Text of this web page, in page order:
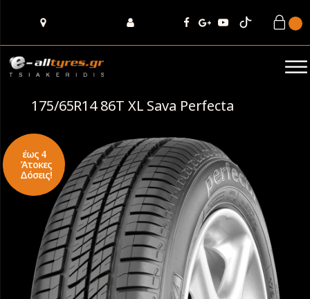
175/65R14 86T XL Sava Perfecta
έως 4
Άτοκες
Δόσεις!